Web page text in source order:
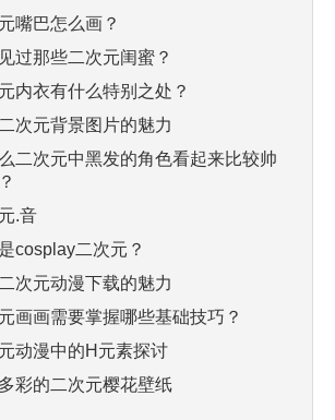
嘴巴怎么画？
过那些二次元闺蜜？
内衣有什么特别之处？
次元背景图片的魅力
二次元中黑发的角色看起来比较帅
.音
cosplay二次元？
次元动漫下载的魅力
画画需要掌握哪些基础技巧？
动漫中的H元素探讨
彩的二次元樱花壁纸